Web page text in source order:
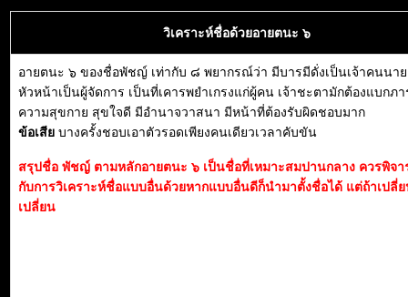
วิเคราะห์ชื่อด้วยอายตนะ ๖
อายตนะ ๖ ของชื่อพัชญ์ เท่ากับ ๘ พยากรณ์ว่า มีบารมีดั่งเป็นเจ้าคนนา
หัวหน้าเป็นผู้จัดการ เป็นที่เคารพยำเกรงแก่ผู้คน เจ้าชะตามักต้องแบกภ
ความสุขกาย สุขใจดี มีอำนาจวาสนา มีหน้าที่ต้องรับผิดชอบมาก
ข้อเสีย บางครั้งชอบเอาตัวรอดเพียงคนเดียวเวลาคับขัน
สรุปชื่อ พัชญ์ ตามหลักอายตนะ ๖ เป็นชื่อที่เหมาะสมปานกลาง ควรพิจ
กับการวิเคราะห์ชื่อแบบอื่นด้วยหากแบบอื่นดีก็นำมาตั้งชื่อได้ แต่ถ้าเปลี่
เปลี่ยน